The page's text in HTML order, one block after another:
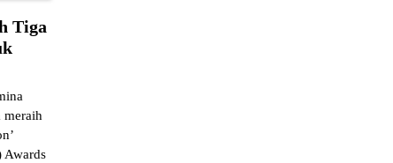
Tiga
meraih
Awards